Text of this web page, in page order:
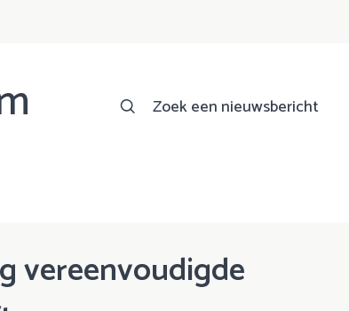
Zoek een nieuwsbericht
vereenvoudigde